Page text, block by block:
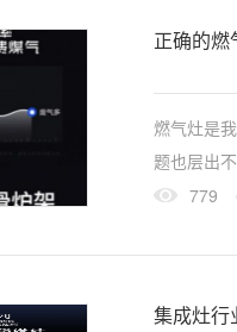
正确的燃
燃气灶是
题也层出
题和延长
779
集成灶行